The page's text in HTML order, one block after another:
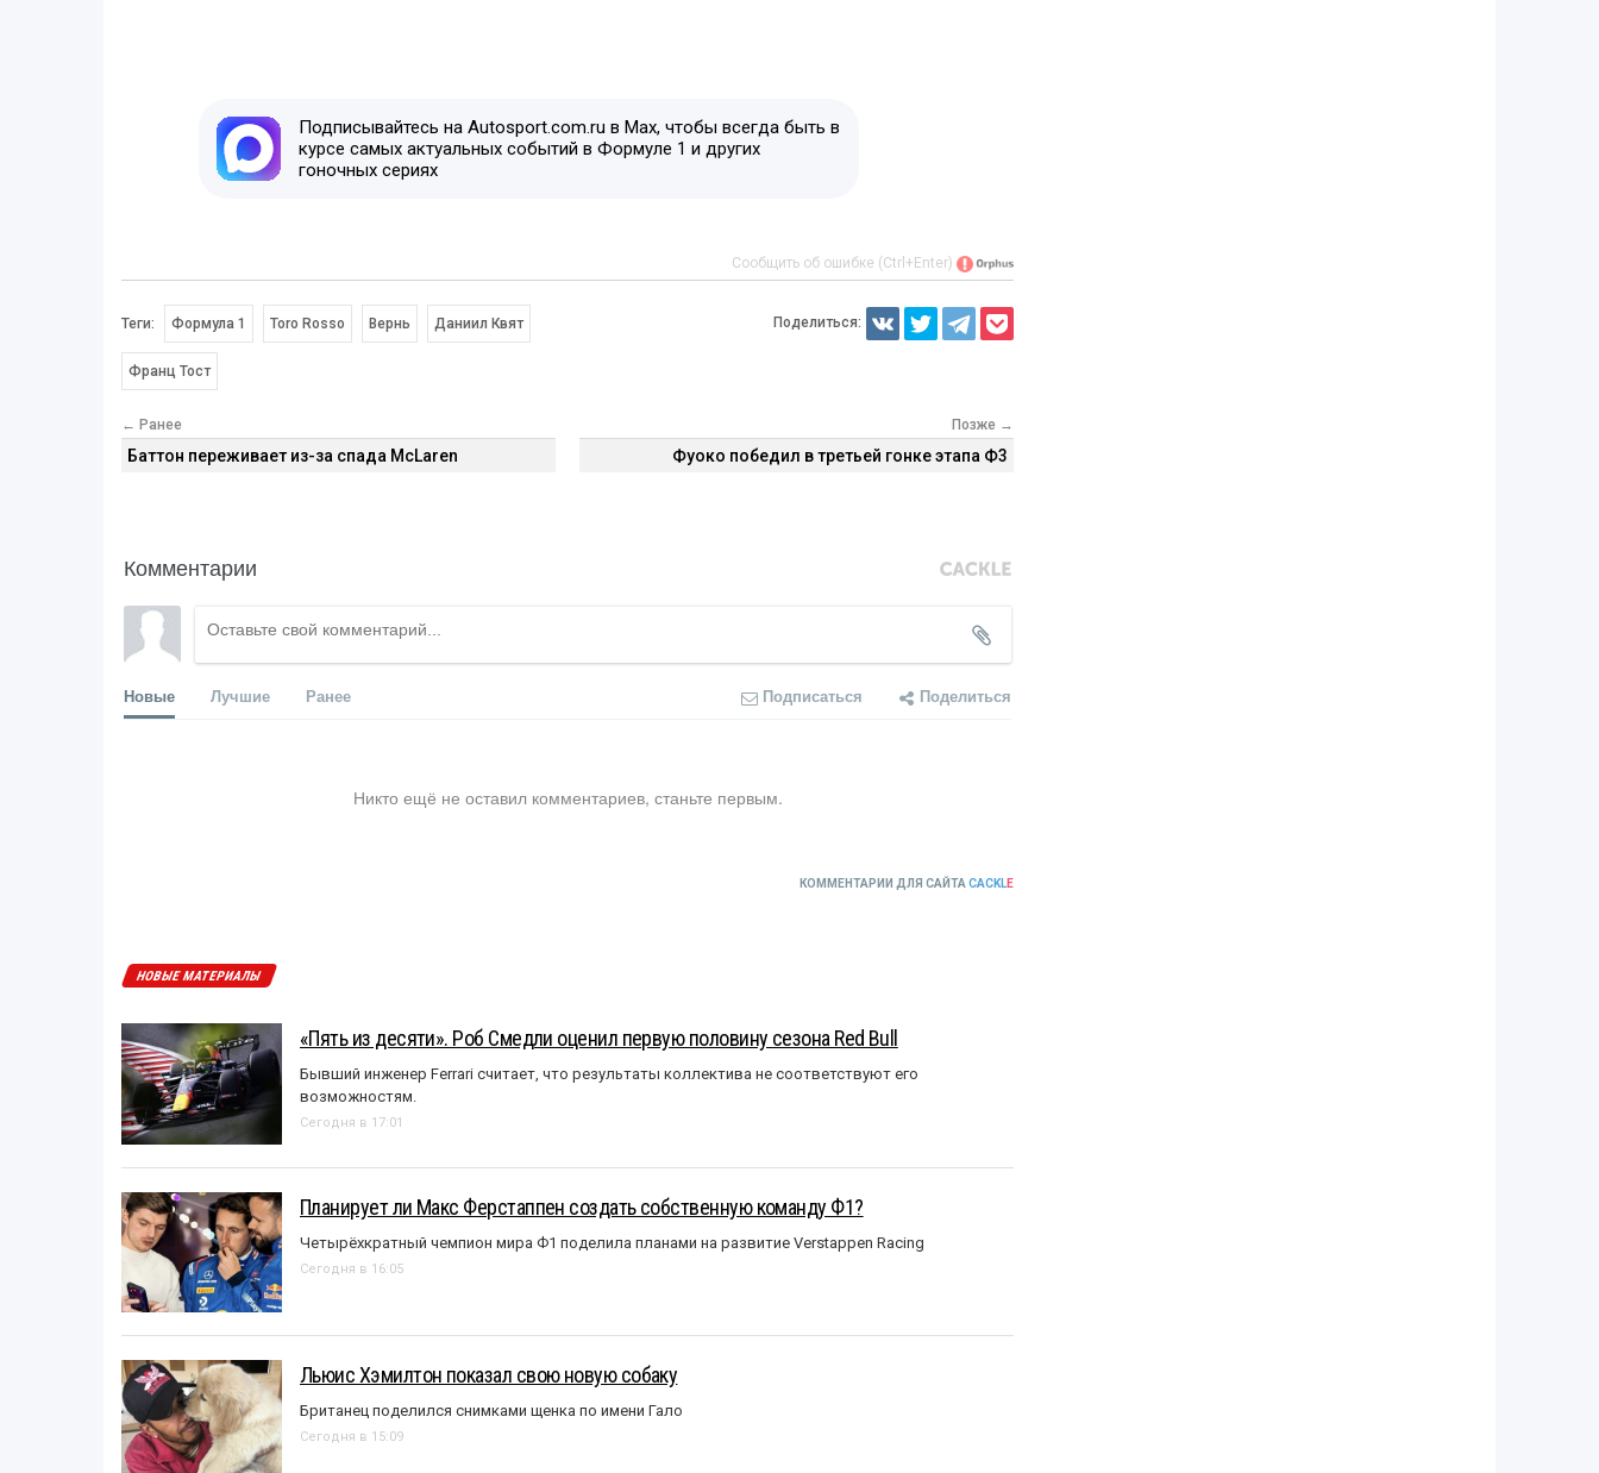
Подписывайтесь на Autosport.com.ru в Max, чтобы всегда быть в
курсе самых актуальных событий в Формуле 1 и других
гоночных сериях
Сообщить об ошибке (Ctrl+Enter)
Теги: Формула 1 Toro Rosso Вернь Даниил Квят
Франц Тост
Поделиться:
← Ранее
Баттон переживает из-за спада McLaren
Позже →
Фуоко победил в третьей гонке этапа Ф3
Комментарии
Новые Лучшие Ранее Подписаться Поделиться
Никто ещё не оставил комментариев, станьте первым.
КОММЕНТАРИИ ДЛЯ САЙТАCACKLE
НОВЫЕ МАТЕРИАЛЫ
«Пять из десяти». Роб Смедли оценил первую половину сезона Red Bull
Бывший инженер Ferrari считает, что результаты коллектива не соответствуют его
возможностям.
Сегодня в 17:01
Планирует ли Макс Ферстаппен создать собственную команду Ф1?
Четырёхкратный чемпион мира Ф1 поделила планами на развитие Verstappen Racing
Сегодня в 16:05
Льюис Хэмилтон показал свою новую собаку
Британец поделился снимками щенка по имени Гало
Сегодня в 15:09